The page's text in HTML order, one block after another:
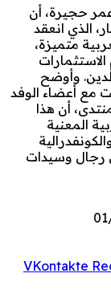
عمر حجيرة، أن
الذي انعقد
متميزة،
وأوضح
مع أعضاء الوفد
أن هذا
المعنية
رجال وسيدات